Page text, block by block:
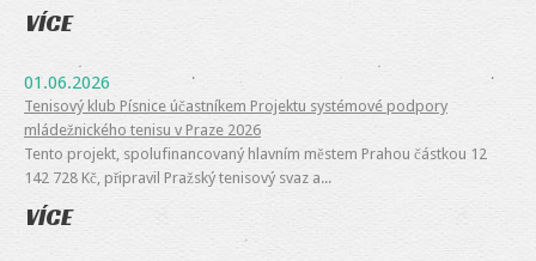
VÍCE
01.06.2026
Tenisový klub Písnice účastníkem Projektu systémové podpory
mládežnického tenisu v Praze 2026
Tento projekt, spolufinancovaný hlavním městem Prahou částkou 12
142 728 Kč, připravil Pražský tenisový svaz a...
VÍCE